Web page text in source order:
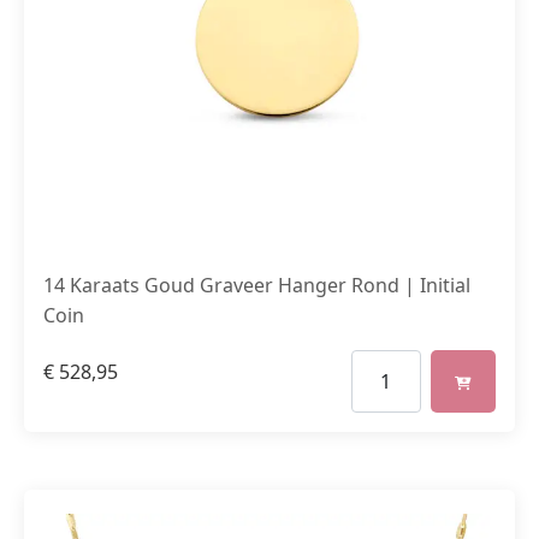
14 Karaats Goud Graveer Hanger Rond | Initial
Coin
€ 528,95